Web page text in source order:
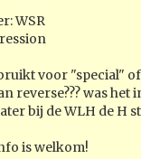
WSR
voor "special"
reverse??? was het
bij de WLH de H
is welkom!